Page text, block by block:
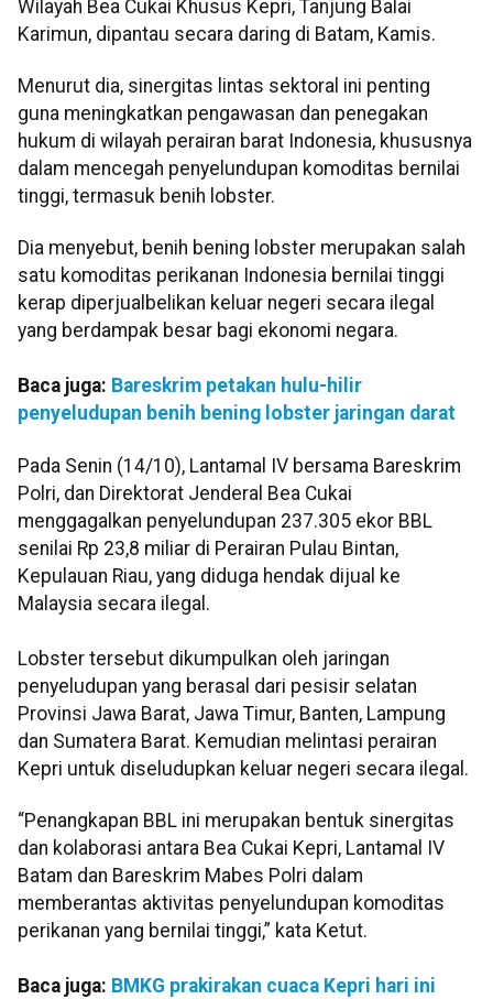
Wilayah Bea Cukai Khusus Kepri, Tanjung Balai
Karimun, dipantau secara daring di Batam, Kamis.
Menurut dia, sinergitas lintas sektoral ini penting
guna meningkatkan pengawasan dan penegakan
hukum di wilayah perairan barat Indonesia, khususnya
dalam mencegah penyelundupan komoditas bernilai
tinggi, termasuk benih lobster.
Dia menyebut, benih bening lobster merupakan salah
satu komoditas perikanan Indonesia bernilai tinggi
kerap diperjualbelikan keluar negeri secara ilegal
yang berdampak besar bagi ekonomi negara.
Baca juga: Bareskrim petakan hulu-hilir
penyeludupan benih bening lobster jaringan darat
Pada Senin (14/10), Lantamal IV bersama Bareskrim
Polri, dan Direktorat Jenderal Bea Cukai
menggagalkan penyelundupan 237.305 ekor BBL
senilai Rp 23,8 miliar di Perairan Pulau Bintan,
Kepulauan Riau, yang diduga hendak dijual ke
Malaysia secara ilegal.
Lobster tersebut dikumpulkan oleh jaringan
penyeludupan yang berasal dari pesisir selatan
Provinsi Jawa Barat, Jawa Timur, Banten, Lampung
dan Sumatera Barat. Kemudian melintasi perairan
Kepri untuk diseludupkan keluar negeri secara ilegal.
“Penangkapan BBL ini merupakan bentuk sinergitas
dan kolaborasi antara Bea Cukai Kepri, Lantamal IV
Batam dan Bareskrim Mabes Polri dalam
memberantas aktivitas penyelundupan komoditas
perikanan yang bernilai tinggi,” kata Ketut.
Baca juga: BMKG prakirakan cuaca Kepri hari ini